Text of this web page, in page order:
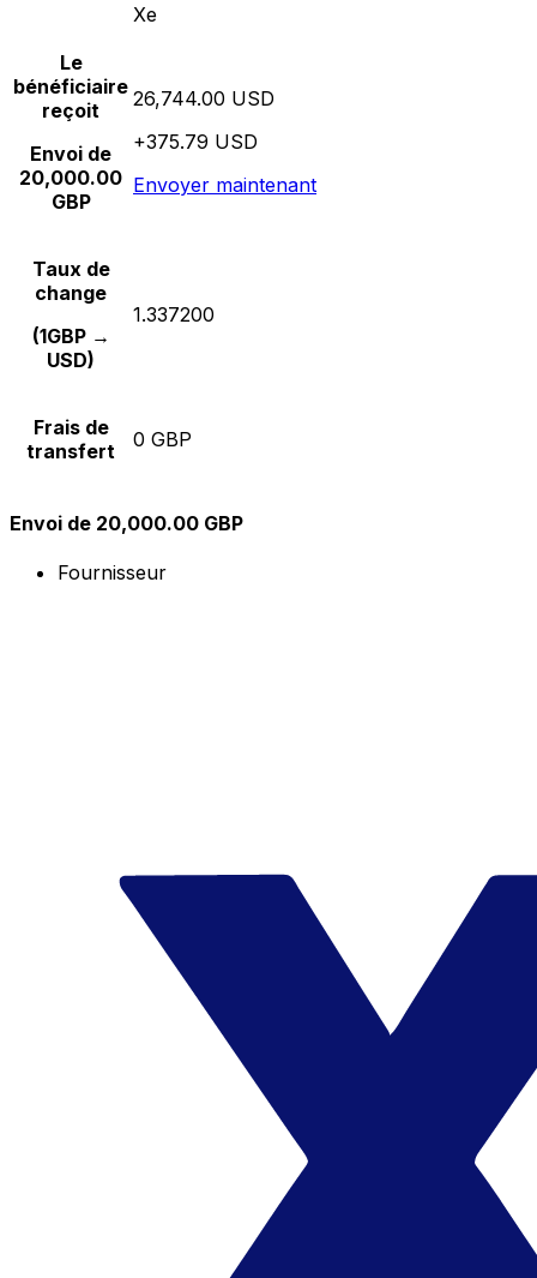
Xe
Le
bénéficiaire
reçoit
Envoi de
20,000.00
GBP
26,744.00 USD
+375.79 USD
Envoyer maintenant
Taux de
change
(1GBP →
USD)
1.337200
Frais de
transfert
0 GBP
Envoi de 20,000.00 GBP
Fournisseur